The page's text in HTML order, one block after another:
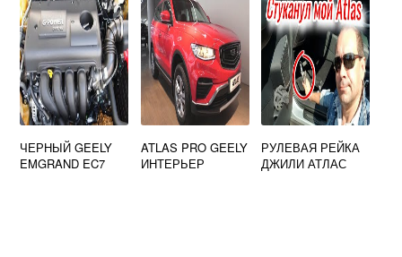
ЧЕРНЫЙ GEELY
EMGRAND EC7
ATLAS PRO GEELY
ИНТЕРЬЕР
РУЛЕВАЯ РЕЙКА
ДЖИЛИ АТЛАС